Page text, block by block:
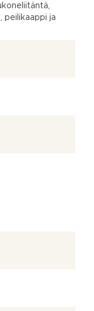
peilikaappi ja